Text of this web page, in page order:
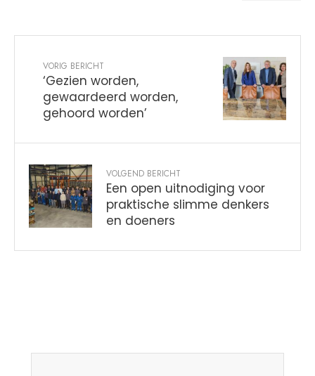
VORIG BERICHT
‘Gezien worden,
gewaardeerd worden,
gehoord worden’
VOLGEND BERICHT
Een open uitnodiging voor
praktische slimme denkers
en doeners